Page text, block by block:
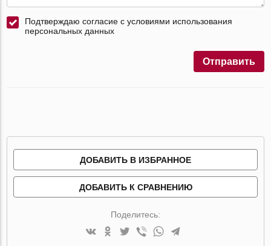
Подтверждаю согласие с условиями использования
персональных данных
Отправить
ДОБАВИТЬ В ИЗБРАННОЕ
ДОБАВИТЬ К СРАВНЕНИЮ
Поделитесь: